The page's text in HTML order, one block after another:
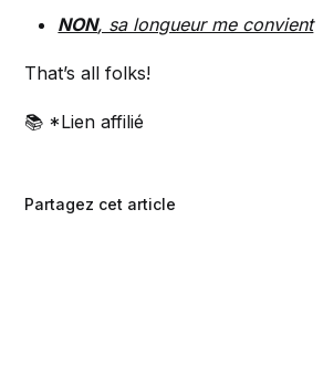
NON, sa longueur me convient
That’s all folks!
📚 *Lien affilié
Partagez cet article